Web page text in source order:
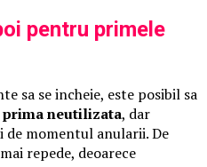
pentru primele
sa se incheie, este posibil sa
prima neutilizata, dar
momentul anularii. De
repede, deoarece